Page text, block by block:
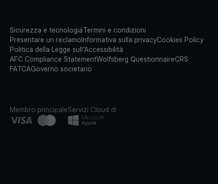
Sicurezza e tecnologiaTermini e condizioni
Presentare un reclamoInformativa sulla privacyCookies Policy
Politica della Legge sull'Accessibilità
AFC Compliance StatementWolfsberg QuestionnaireCRS
FATCAGoverno societario
Membro principaleServizi Cloud di